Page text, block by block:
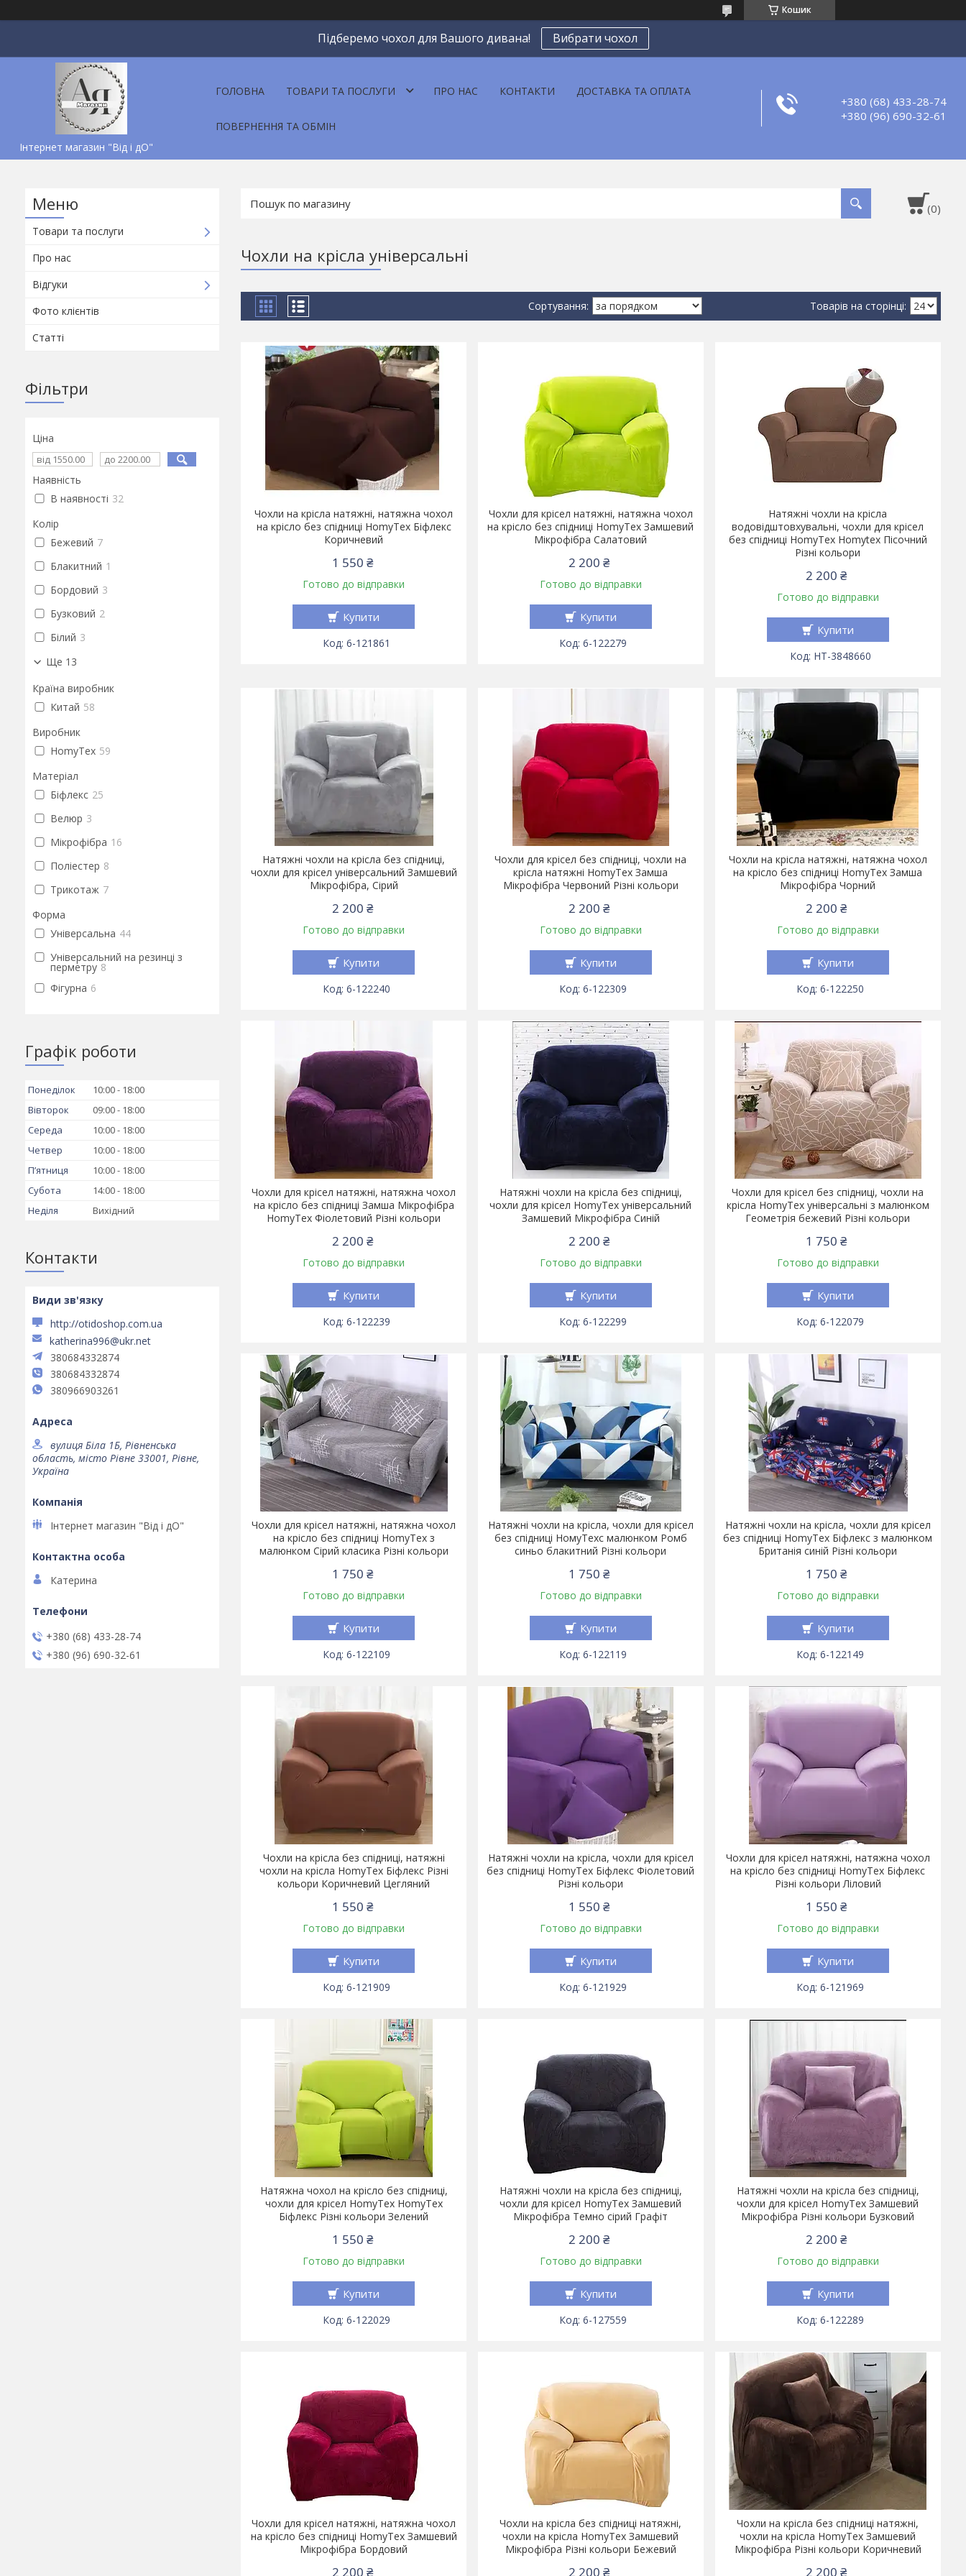
Кошик
Підберемо чохол для Вашого дивана! Вибрати чохол
Інтернет магазин "Від і дО"
ГОЛОВНА ТОВАРИ ТА ПОСЛУГИ ПРО НАС КОНТАКТИ ДОСТАВКА ТА ОПЛАТА
ПОВЕРНЕННЯ ТА ОБМІН
+380 (68) 433-28-74
+380 (96) 690-32-61
Чохли на крісла універсальні
Чохли на крісла натяжні, натяжна чохол
на крісло без спідниці HomyTex Біфлекс
Коричневий
1 550 ₴
Готово до відправки
Купити
6-121861
Чохли для крісел натяжні, натяжна чохол
на крісло без спідниці HomyTex Замшевий
Мікрофібра Салатовий
2 200 ₴
Готово до відправки
Купити
6-122279
Натяжні чохли на крісла
водовідштовхувальні, чохли для крісел
без спідниці HomyTex Homytex Пісочний
Різні кольори
2 200 ₴
Готово до відправки
Купити
HT-3848660
Натяжні чохли на крісла без спідниці,
чохли для крісел універсальний Замшевий
Мікрофібра, Сірий
2 200 ₴
Готово до відправки
Купити
6-122240
Чохли для крісел без спідниці, чохли на
крісла натяжні HomyTex Замша
Мікрофібра Червоний Різні кольори
2 200 ₴
Готово до відправки
Купити
6-122309
Чохли на крісла натяжні, натяжна чохол
на крісло без спідниці HomyTex Замша
Мікрофібра Чорний
2 200 ₴
Готово до відправки
Купити
6-122250
Чохли для крісел натяжні, натяжна чохол
на крісло без спідниці Замша Мікрофібра
HomyTex Фіолетовий Різні кольори
2 200 ₴
Готово до відправки
Купити
6-122239
Натяжні чохли на крісла без спідниці,
чохли для крісел HomyTex універсальний
Замшевий Мікрофібра Синій
2 200 ₴
Готово до відправки
Купити
6-122299
Чохли для крісел без спідниці, чохли на
крісла HomyTex універсальні з малюнком
Геометрія бежевий Різні кольори
1 750 ₴
Готово до відправки
Купити
6-122079
Чохли для крісел натяжні, натяжна чохол
на крісло без спідниці HomyTex з
малюнком Сірий класика Різні кольори
1 750 ₴
Готово до відправки
Купити
6-122109
Натяжні чохли на крісла, чохли для крісел
без спідниці НомуТехс малюнком Ромб
синьо блакитний Різні кольори
1 750 ₴
Готово до відправки
Купити
6-122119
Натяжні чохли на крісла, чохли для крісел
без спідниці HomyTex Біфлекс з малюнком
Британія синій Різні кольори
1 750 ₴
Готово до відправки
Купити
6-122149
Чохли на крісла без спідниці, натяжні
чохли на крісла HomyTex Біфлекс Різні
кольори Коричневий Цегляний
1 550 ₴
Готово до відправки
Купити
6-121909
Натяжні чохли на крісла, чохли для крісел
без спідниці HomyTex Біфлекс Фіолетовий
Різні кольори
1 550 ₴
Готово до відправки
Купити
6-121929
Чохли для крісел натяжні, натяжна чохол
на крісло без спідниці HomyTex Біфлекс
Різні кольори Ліловий
1 550 ₴
Готово до відправки
Купити
6-121969
Натяжна чохол на крісло без спідниці,
чохли для крісел HomyTex HomyTex
Біфлекс Різні кольори Зелений
1 550 ₴
Готово до відправки
Купити
6-122029
Натяжні чохли на крісла без спідниці,
чохли для крісел HomyTex Замшевий
Мікрофібра Темно сірий Графіт
2 200 ₴
Готово до відправки
Купити
6-127559
Натяжні чохли на крісла без спідниці,
чохли для крісел HomyTex Замшевий
Мікрофібра Різні кольори Бузковий
2 200 ₴
Готово до відправки
Купити
6-122289
Чохли для крісел натяжні, натяжна чохол
на крісло без спідниці HomyTex Замшевий
Мікрофібра Бордовий
2 200 ₴
Чохли на крісла без спідниці натяжні,
чохли на крісла HomyTex Замшевий
Мікрофібра Різні кольори Бежевий
2 200 ₴
Чохли на крісла без спідниці натяжні,
чохли на крісла HomyTex Замшевий
Мікрофібра Різні кольори Коричневий
2 200 ₴
Товари та послуги
Про нас
Відгуки
Фото клієнтів
Статті
Фільтри
Ціна
Наявність
В наявності 32
Колір
Бежевий 7
Блакитний 1
Бордовий 3
Бузковий 2
Білий 3
Ще 13
Країна виробник
Китай 58
Виробник
HomyTex 59
Матеріал
Біфлекс 25
Велюр 3
Мікрофібра 16
Поліестер 8
Трикотаж 7
Форма
Універсальна 44
Універсальний на резинці з
перметру 8
Фігурна 6
Графік роботи
Понеділок 10:00
18:00
Вівторок
09:00
18:00
Середа
10:00
18:00
Четвер
10:00
18:00
Пʼятниця
10:00
18:00
Субота
14:00
18:00
Неділя
Вихідний
Контакти
http://otidoshop.com.ua
katherina996@ukr.net
380684332874
380684332874
380966903261
вулиця Біла 1Б, Рівненська
область, місто Рівне 33001, Рівне,
Україна
Інтернет магазин "Від і дО"
Катерина
+380 (68) 433-28-74
+380 (96) 690-32-61